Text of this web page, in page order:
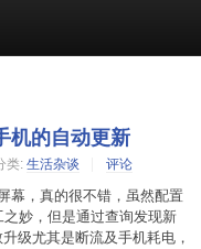
机的自动更新
类: 生活杂谈 评论
幕，真的很不错，虽然配置
妙，但是通过查询发现新
级尤其是断流及手机耗电，